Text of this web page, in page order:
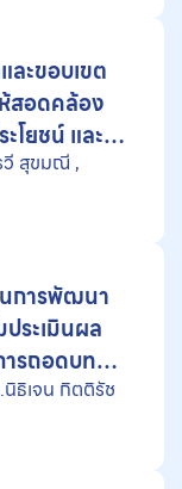
ละขอบเขต
สอดคล้อง
โยชน์ และ
วี สุขมณี
การพัฒนา
ระเมินผล
ารถอดบท